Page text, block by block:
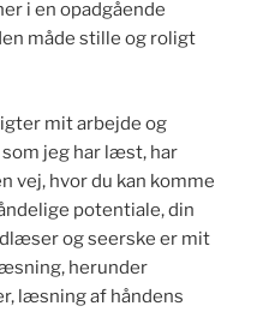
i en opadgående
måde stille og roligt
mit arbejde og
jeg har læst, har
vej, hvor du kan komme
potentiale, din
og seerske er mit
herunder
læsning af håndens